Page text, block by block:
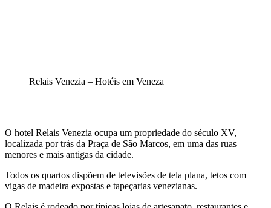
Relais Venezia – Hotéis em Veneza
O hotel Relais Venezia ocupa um propriedade do século XV,
localizada por trás da Praça de São Marcos, em uma das ruas
menores e mais antigas da cidade.
Todos os quartos dispõem de televisões de tela plana, tetos com
vigas de madeira expostas e tapeçarias venezianas.